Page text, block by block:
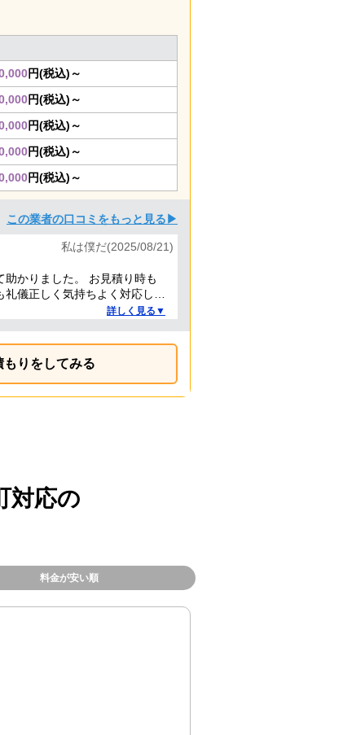
円(税込)～
円(税込)～
円(税込)～
円(税込)～
円(税込)～
この業者の口コミをもっと見る▶
私は僕だ(2025/08/21)
かりました。 お見積り時も
儀正しく気持ちよく対応して
詳しく見る▼
りをしてみる
対応の
料金が安い順